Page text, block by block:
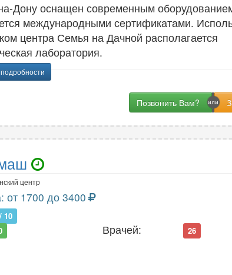
Дону оснащен современным
международными сертификатами.
центра Семья на Дачной располагается
лаборатория.
Позвонить Вам?
центр
от 1700 до 3400
10
Врачей: 26